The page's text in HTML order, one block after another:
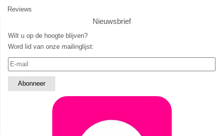
Reviews
Nieuwsbrief
Wilt u op de hoogte blijven?
Word lid van onze mailinglijst: